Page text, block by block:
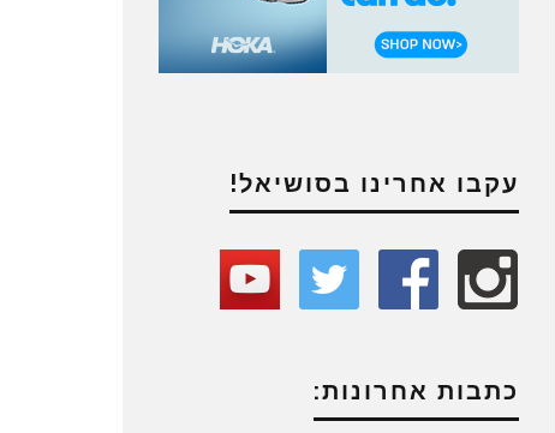
עקבו אחרינו בסושיאל!
כתבות אחרונות: